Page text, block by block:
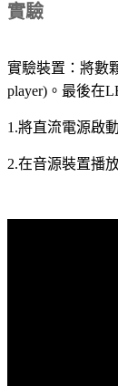
實驗
實驗裝置：將數
player)。最後在
1.將直流電源啟
2.在音源裝置播